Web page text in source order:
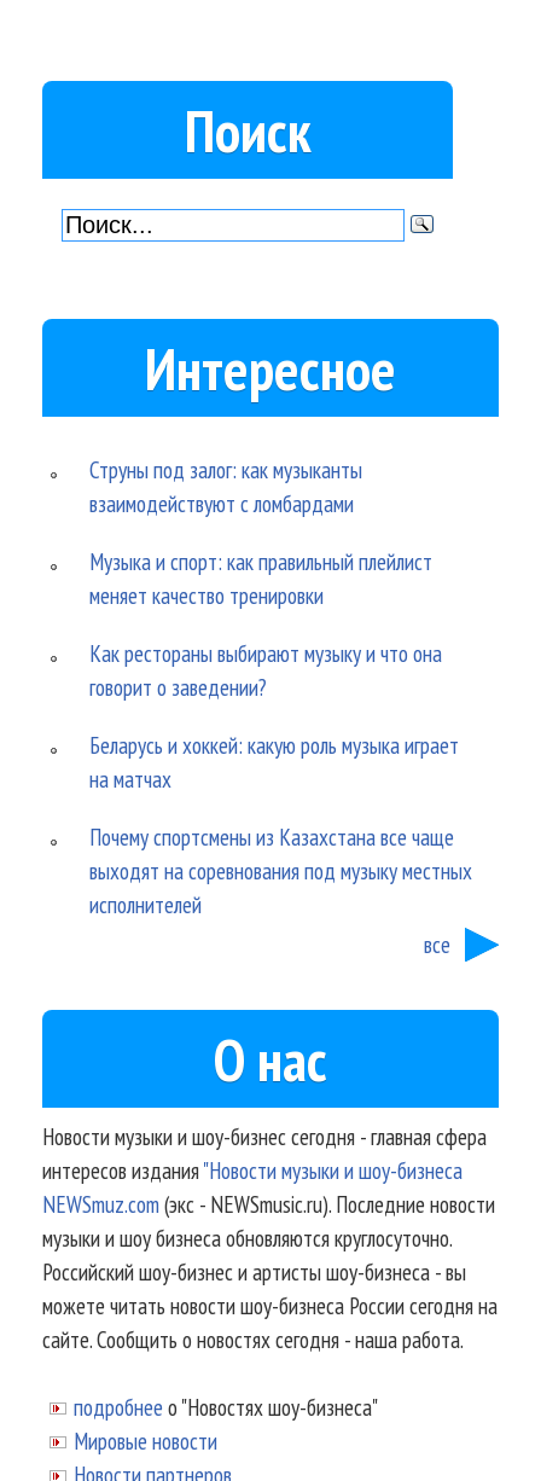
Поиск
Интересное
Струны под залог: как музыканты
взаимодействуют с ломбардами
Музыка и спорт: как правильный плейлист
меняет качество тренировки
Как рестораны выбирают музыку и что она
говорит о заведении?
Беларусь и хоккей: какую роль музыка играет
на матчах
Почему спортсмены из Казахстана все чаще
выходят на соревнования под музыку местных
исполнителей
все
О нас
Новости музыки и шоу-бизнес сегодня - главная сфера
интересов издания"Новости музыки и шоу-бизнеса
NEWSmuz.com(экс - NEWSmusic.ru). Последние новости
музыки и шоу бизнеса обновляются круглосуточно.
Российский шоу-бизнес и артисты шоу-бизнеса - вы
можете читать новости шоу-бизнеса России сегодня на
сайте. Сообщить о новостях сегодня - наша работа.
подробнее о "Новостях шоу-бизнеса"
Мировые новости
Новости партнеров